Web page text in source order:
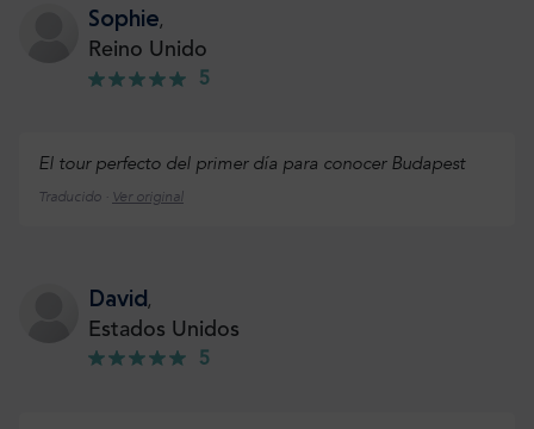
Sophie,
Reino Unido
5
El tour perfecto del primer día para conocer Budapest
Traducido · Ver original
David,
Estados Unidos
5